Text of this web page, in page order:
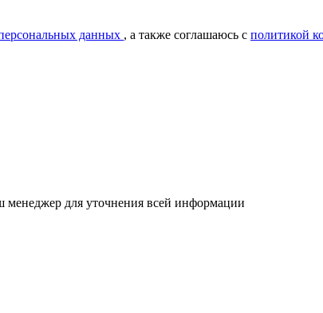
данных , а также соглашаюсь с политикой
менеджер для уточнения всей информации